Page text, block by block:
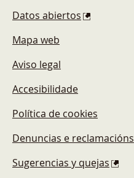
Datos abiertos
Mapa web
Aviso legal
Accesibilidade
Política de cookies
Denuncias e reclamacións
Sugerencias y quejas